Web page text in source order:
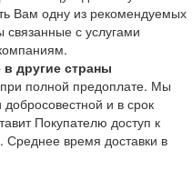
Вам одну из рекомендуемых
с услугами
другие страны
при полной предоплате. Мы
и в срок
Покупателю доступ к
время доставки в